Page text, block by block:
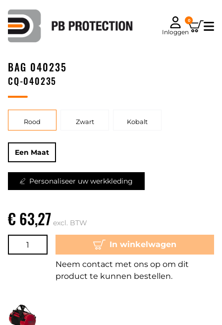
Inloggen
0
BAG 040235
CQ-040235
Rood Zwart Kobalt
Een Maat
Personaliseer uw werkkleding
€ 63,27 excl. BTW
In winkelwagen
Neem contact met ons op om dit
product te kunnen bestellen.